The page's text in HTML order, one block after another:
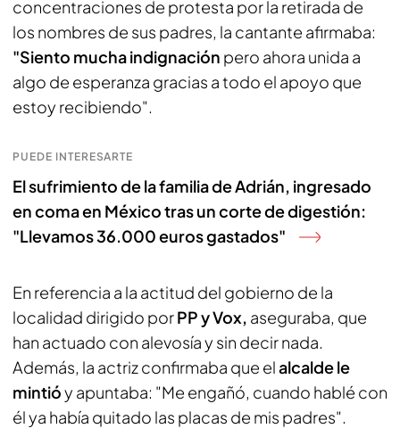
concentraciones de protesta por la retirada de
los nombres de sus padres, la cantante afirmaba:
"Siento mucha indignación pero ahora unida a
algo de esperanza gracias a todo el apoyo que
estoy recibiendo".
PUEDE INTERESARTE
El sufrimiento de la familia de Adrián, ingresado
en coma en México tras un corte de digestión:
"Llevamos 36.000 euros gastados"
En referencia a la actitud del gobierno de la
localidad dirigido porPP y Vox, aseguraba, que
han actuado con alevosía y sin decir nada.
Además, la actriz confirmaba que elalcalde le
mintióy apuntaba: "Me engañó, cuando hablé con
él ya había quitado las placas de mis padres".